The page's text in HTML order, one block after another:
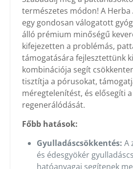
természetes módon! A Herba
egy gondosan válogatott
álló prémium minőségű
kifejezetten a problémás,
támogatására fejlesztettünk
kombinációja segít
tisztítja a pórusokat,
méregtelenítést, és elősegíti
regenerálódását.
Főbb hatások:
Gyulladáscsökkentés: A
és édesgyökér
hatóanyagai segítenek